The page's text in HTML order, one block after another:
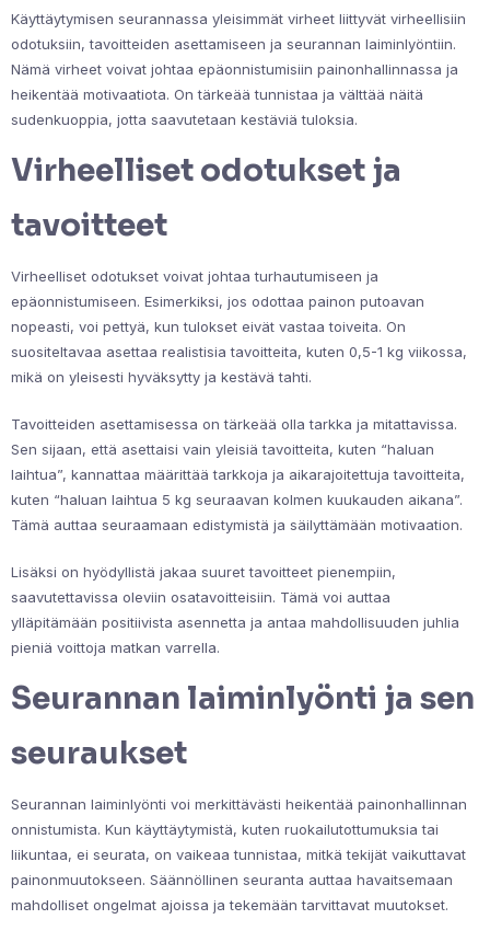
Käyttäytymisen seurannassa yleisimmät virheet liittyvät virheellisiin
odotuksiin, tavoitteiden asettamiseen ja seurannan laiminlyöntiin.
Nämä virheet voivat johtaa epäonnistumisiin painonhallinnassa ja
heikentää motivaatiota. On tärkeää tunnistaa ja välttää näitä
sudenkuoppia, jotta saavutetaan kestäviä tuloksia.
Virheelliset odotukset ja
tavoitteet
Virheelliset odotukset voivat johtaa turhautumiseen ja
epäonnistumiseen. Esimerkiksi, jos odottaa painon putoavan
nopeasti, voi pettyä, kun tulokset eivät vastaa toiveita. On
suositeltavaa asettaa realistisia tavoitteita, kuten 0,5-1 kg viikossa,
mikä on yleisesti hyväksytty ja kestävä tahti.
Tavoitteiden asettamisessa on tärkeää olla tarkka ja mitattavissa.
Sen sijaan, että asettaisi vain yleisiä tavoitteita, kuten “haluan
laihtua”, kannattaa määrittää tarkkoja ja aikarajoitettuja tavoitteita,
kuten “haluan laihtua 5 kg seuraavan kolmen kuukauden aikana”.
Tämä auttaa seuraamaan edistymistä ja säilyttämään motivaation.
Lisäksi on hyödyllistä jakaa suuret tavoitteet pienempiin,
saavutettavissa oleviin osatavoitteisiin. Tämä voi auttaa
ylläpitämään positiivista asennetta ja antaa mahdollisuuden juhlia
pieniä voittoja matkan varrella.
Seurannan laiminlyönti ja sen
seuraukset
Seurannan laiminlyönti voi merkittävästi heikentää painonhallinnan
onnistumista. Kun käyttäytymistä, kuten ruokailutottumuksia tai
liikuntaa, ei seurata, on vaikeaa tunnistaa, mitkä tekijät vaikuttavat
painonmuutokseen. Säännöllinen seuranta auttaa havaitsemaan
mahdolliset ongelmat ajoissa ja tekemään tarvittavat muutokset.